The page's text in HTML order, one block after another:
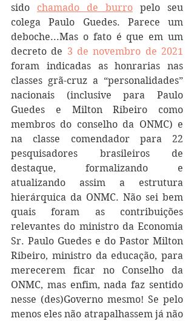
sido chamado de burro pelo seu
colega Paulo Guedes. Parece um
deboche...Mas o fato é que em um
decreto de 3 de novembro de 2021
foram indicadas as honrarias nas
classes grã-cruz a “personalidades”
nacionais (inclusive para Paulo
Guedes e Milton Ribeiro como
membros do conselho da ONMC) e
na classe comendador para 22
pesquisadores brasileiros de
destaque, formalizando e
atualizando assim a estrutura
hierárquica da ONMC. Não sei bem
quais foram as contribuições
relevantes do ministro da Economia
Sr. Paulo Guedes e do Pastor Milton
Ribeiro, ministro da educação, para
merecerem ficar no Conselho da
ONMC, mas enfim, nada faz sentido
nesse (des)Governo mesmo! Se pelo
menos eles não atrapalhassem já não